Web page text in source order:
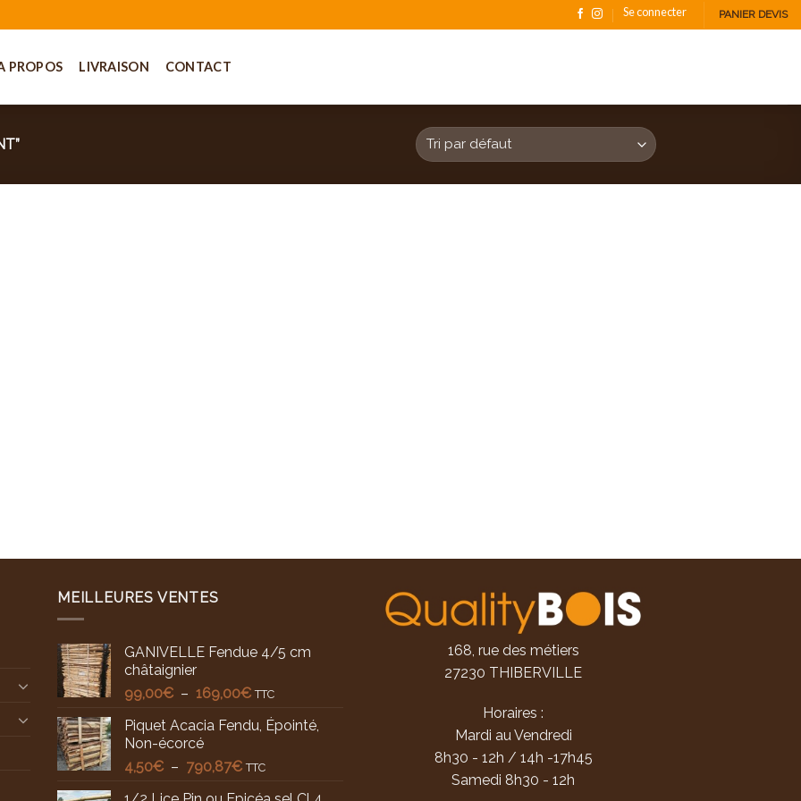
Se connecter PANIER DEVIS
PROPOS LIVRAISON CONTACT
MEILLEURES VENTES
GANIVELLE Fendue 4/5 cm
châtaignier
99,00€ – 169,00€Plage
prix :
à
TTC
Piquet Acacia Fendu, Épointé,
Non-écorcé
4,50€ – 790,87€Plage
TTC
168, rue des métiers
27230 THIBERVILLE
Horaires :
Mardi au Vendredi
8h30 - 12h / 14h -17h45
Samedi 8h30 - 12h